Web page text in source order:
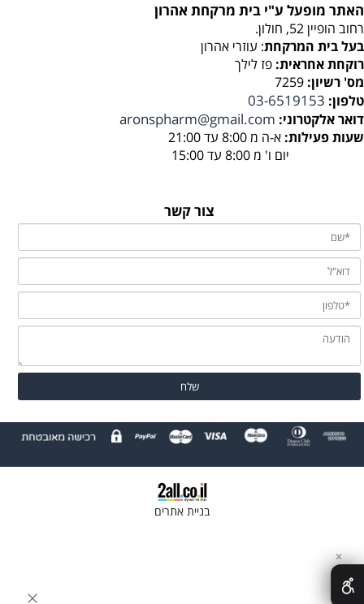
האתר מופעל ע"י בית מרקחת אהרון
רחוב הופיין 52, חולון.
בעל בית המרקחת: עוזרי אהרון
רוקחת אחראית: פז לילך
מס' רשיון: 7259
טלפון: 03-6519153
דואר אלקטרוני: aronspharm@gmail.com
שעות פעילות: א-ה מ 8:00 עד 21:00
יום ו' מ 8:00 עד 15:00
צור קשר
בניית אתרים
✕